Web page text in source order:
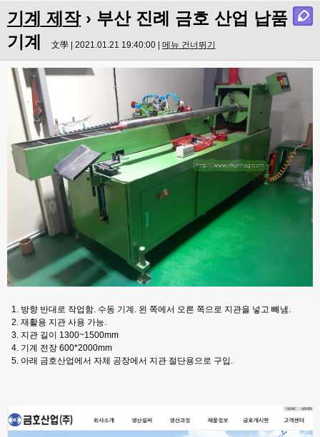
기계 제작› 부산 진례 금호 산업 납품
기계
文學 | 2021.01.21 19:40:00 | 메뉴 건너뛰기
1. 방향 반대로 작업함. 수동 기계. 왼 쪽에서 오른 쪽으로 지관을 넣고 빼냄.
2. 재활용 지관 사용 가능.
3. 지관 길이 1300~1500mm
4. 기계 전장 600*2000mm
5. 아래 금호산업에서 자체 공장에서 지관 절단용으로 구입.